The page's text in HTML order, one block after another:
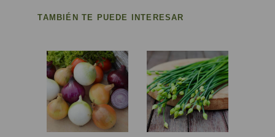
TAMBIÉN TE PUEDE INTERESAR